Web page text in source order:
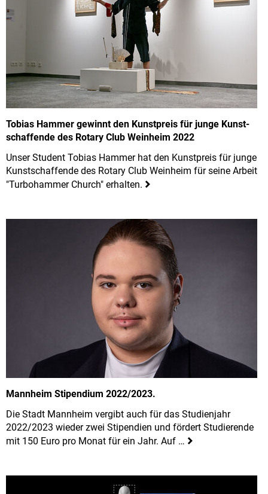
Tobias Hammer gewinnt den Kunstpreis für junge Kunst­
schaffende des Rotary Club Weinheim 2022
Unser Student Tobias Hammer hat den Kunstpreis für junge
Kunst­schaffende des Rotary Club Weinheim für seine Arbeit
"Turbohammer Church" erhalten.
Mannheim Stipendium 2022/2023.
Die Stadt Mannheim vergibt auch für das Studienjahr
2022/2023 wieder zwei Stipendien und fördert Studierende
mit 150 Euro pro Monat für ein Jahr. Auf …